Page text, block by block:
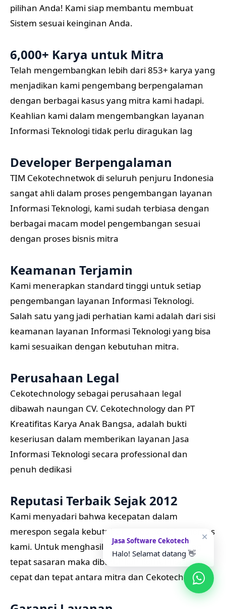
pilihan Anda! Kami siap membantu membuat
Sistem sesuai keinginan Anda.
6,000+ Karya untuk Mitra
Telah mengembangkan lebih dari 853+ karya yang
menjadikan kami pengembang berpengalaman
dengan berbagai kasus yang mitra kami hadapi.
Keahlian kami dalam mengembangkan layanan
Informasi Teknologi tidak perlu diragukan lag
Developer Berpengalaman
TIM Cekotechnetwok di seluruh penjuru Indonesia
sangat ahli dalam proses pengembangan layanan
Informasi Teknologi, kami sudah terbiasa dengan
berbagai macam model pengembangan sesuai
dengan proses bisnis mitra
Keamanan Terjamin
Kami menerapkan standard tinggi untuk setiap
pengembangan layanan Informasi Teknologi.
Salah satu yang jadi perhatian kami adalah dari sisi
keamanan layanan Informasi Teknologi yang bisa
kami sesuaikan dengan kebutuhan mitra.
Perusahaan Legal
Cekotechnology sebagai perusahaan legal
dibawah naungan CV. Cekotechnology dan PT
Kreatifitas Karya Anak Bangsa, adalah bukti
keseriusan dalam memberikan layanan Jasa
Informasi Teknologi secara professional dan
penuh dedikasi
Reputasi Terbaik Sejak 2012
Kami menyadari bahwa kecepatan dalam
merespon segala kebutuhan Anda adalah prioritas
kami. Untuk menghasilkan aplikasi mobile yang
tepat sasaran maka dibutuhkan komunikasi yang
cepat dan tepat antara mitra dan Cekotechnology
✕
Jasa Software Cekotech
Halo! Selamat datang 👋